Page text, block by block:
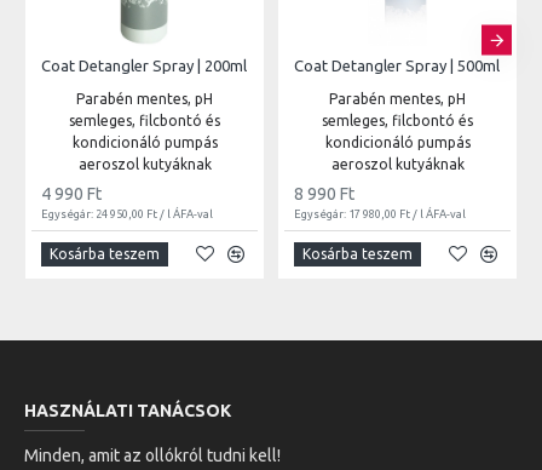
Coat Detangler Spray | 200ml
Parabén mentes, pH
semleges, filcbontó és
kondicionáló pumpás
aeroszol kutyáknak
4 990 Ft
Egységár: 24 950,00 Ft / l ÁFA-val
Kosárba teszem
Coat Detangler Spray | 500ml
Parabén mentes, pH
semleges, filcbontó és
kondicionáló pumpás
aeroszol kutyáknak
8 990 Ft
Egységár: 17 980,00 Ft / l ÁFA-val
Kosárba teszem
HASZNÁLATI TANÁCSOK
Minden, amit az ollókról tudni kell!